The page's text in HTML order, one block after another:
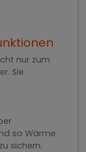
nur zum
Sie
so Wärme
sichern.